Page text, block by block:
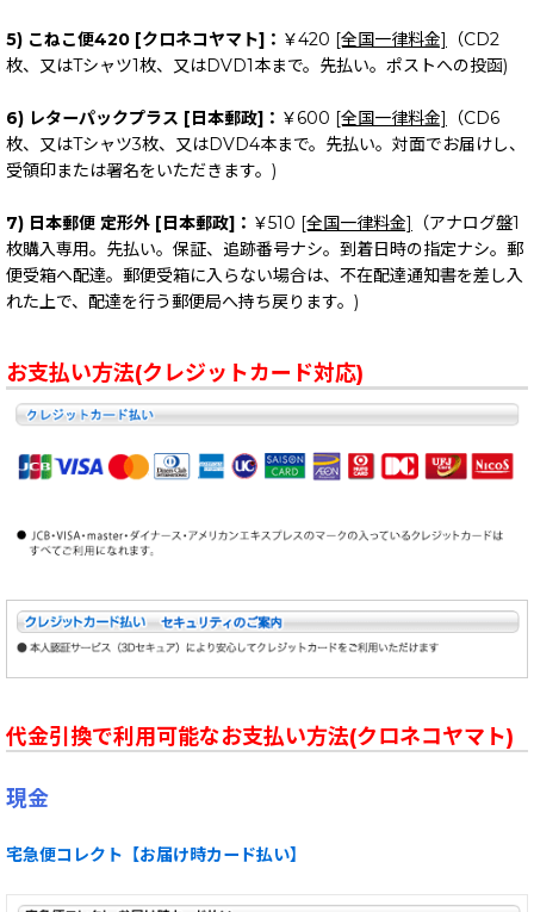
5) こねこ便420 [クロネコヤマト]： ￥420 [全国一律料金]
（CD2
枚、又はTシャツ1枚、又はDVD1本まで。先払い。ポストへの投函)
6) レターパックプラス [日本郵政]： ￥600 [全国一律料金]
（CD6
枚、又はTシャツ3枚、又はDVD4本まで。先払い。対面でお届けし、
受領印または署名をいただきます。)
7) 日本郵便 定形外 [日本郵政]： ￥510 [全国一律料金]
（アナログ盤1
枚購入専用。先払い。保証、追跡番号ナシ。到着日時の指定ナシ。郵
便受箱へ配達。郵便受箱に入らない場合は、不在配達通知書を差し入
れた上で、配達を行う郵便局へ持ち戻ります。)
お支払い方法(クレジットカード対応)
代金引換で利用可能なお支払い方法(クロネコヤマト)
現金
宅急便コレクト【お届け時カード払い】